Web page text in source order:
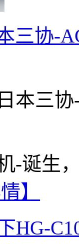
协-
三协
-诞生
】
HG-